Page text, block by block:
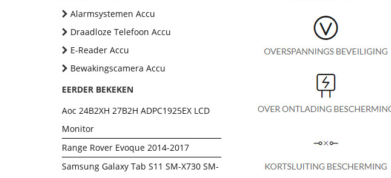
Alarmsystemen Accu
Draadloze Telefoon Accu
E-Reader Accu
Bewakingscamera Accu
EERDER BEKEKEN
Aoc 24B2XH 27B2H ADPC1925EX LCD
Monitor
Range Rover Evoque 2014-2017
Samsung Galaxy Tab S11 SM-X730 SM-